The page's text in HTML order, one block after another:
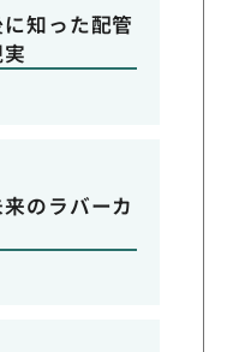
知った配管
のラバーカ